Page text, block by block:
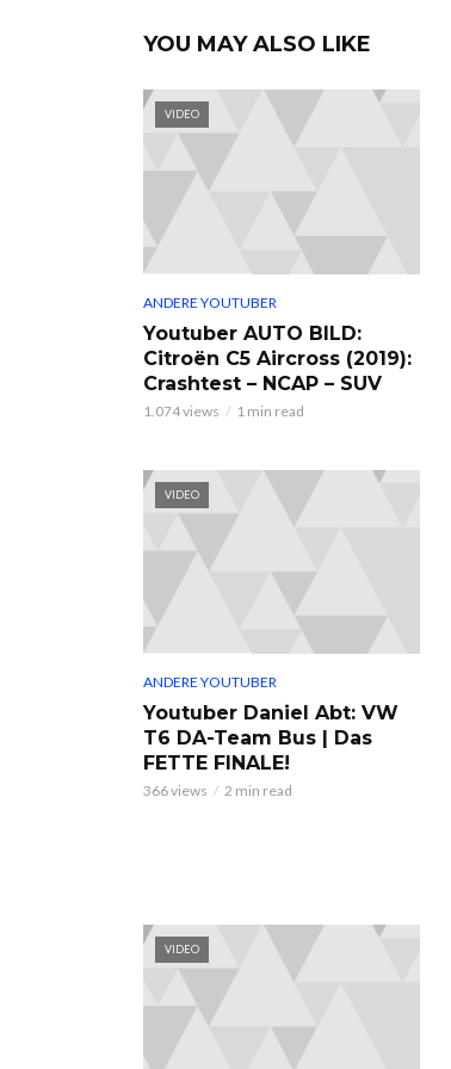
YOU MAY ALSO LIKE
VIDEO
ANDERE YOUTUBER
Youtuber AUTO BILD:
Citroën C5 Aircross (2019):
Crashtest – NCAP – SUV
1.074 views 1 min read
VIDEO
ANDERE YOUTUBER
Youtuber Daniel Abt: VW
T6 DA-Team Bus | Das
FETTE FINALE!
366 views 2 min read
VIDEO